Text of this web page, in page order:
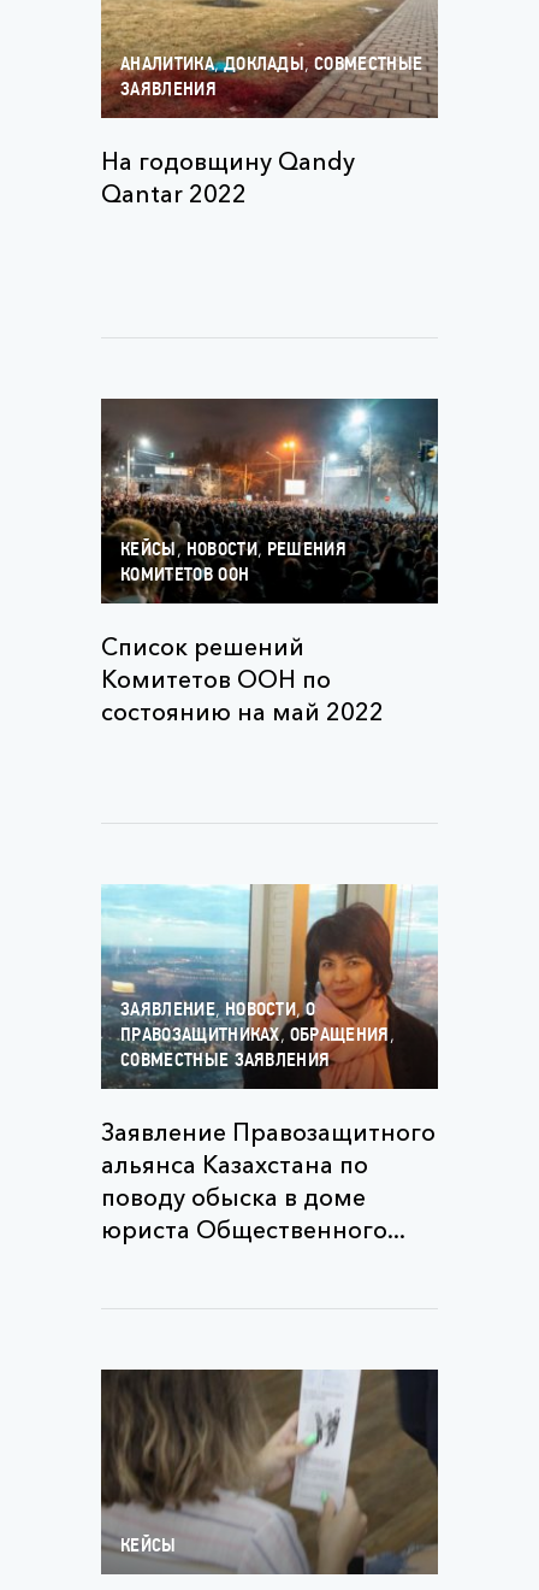
АНАЛИТИКА,ДОКЛАДЫ,СОВМЕСТНЫЕ
ЗАЯВЛЕНИЯ
На годовщину Qandy
Qantar 2022
КЕЙСЫ,НОВОСТИ, РЕШЕНИЯ
КОМИТЕТОВ ООН
Список решений
Комитетов ООН по
состоянию на май 2022
ЗАЯВЛЕНИЕ,НОВОСТИ,О
ПРАВОЗАЩИТНИКАХ, ОБРАЩЕНИЯ,
СОВМЕСТНЫЕ ЗАЯВЛЕНИЯ
Заявление Правозащитного
альянса Казахстана по
поводу обыска в доме
юриста Общественного...
КЕЙСЫ